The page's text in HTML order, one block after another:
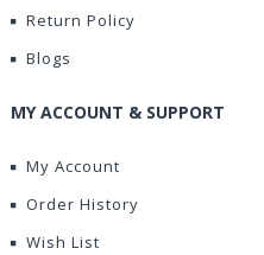
Return Policy
Blogs
MY ACCOUNT & SUPPORT
My Account
Order History
Wish List